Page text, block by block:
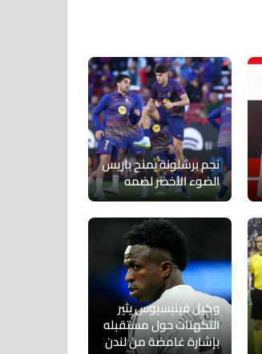
نجم برشلونة يمنح باريس
الضوء الأخضر لضمه
وكيل فينيسيوس يثير
التكهنات حول مستقبله
بإشارة غامضة من لندن